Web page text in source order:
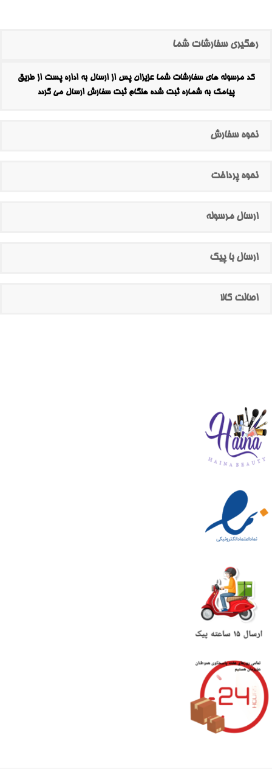
رهگیری سفارشات شما
کد مرسوله های سفارشات شما عزیزان پس از ارسال به اداره پست از طریق
پیامک به شماره ثبت شده هنگام ثبت سفارش ارسال می گردد
نحوه سفارش
نحوه پرداخت
ارسال مرسوله
ارسال با پیک
اصالت کالا